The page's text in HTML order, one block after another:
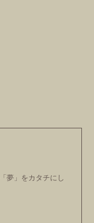
「夢」をカタチにし